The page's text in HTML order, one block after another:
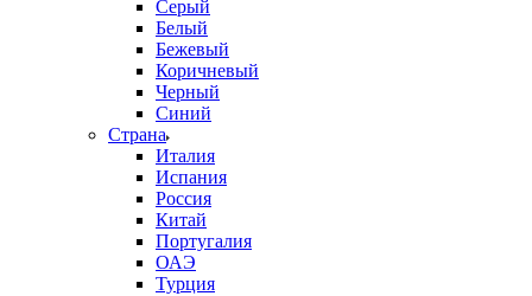
Серый
Белый
Бежевый
Коричневый
Черный
Синий
Страна
Италия
Испания
Россия
Китай
Португалия
ОАЭ
Турция